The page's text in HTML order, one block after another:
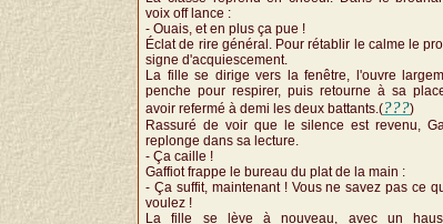
voix off lance :
- Ouais, et en plus ça pue !
Éclat de rire général. Pour rétablir le calme le
signe d'acquiescement.
La fille se dirige vers la fenêtre, l'ouvre
penche pour respirer, puis retourne à sa
avoir refermé à demi les deux battants.(???)
Rassuré de voir que le silence est revenu,
replonge dans sa lecture.
- Ça caille !
Gaffiot frappe le bureau du plat de la main :
- Ça suffit, maintenant ! Vous ne savez pas ce
voulez !
La fille se lève à nouveau, avec un